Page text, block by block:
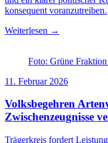
konsequent voranzutreiben.
Weiterlesen →
Foto: Grüne
11. Februar 2026
Volksbegehren
Zwischenzeugnisse
Trägerkreis fordert